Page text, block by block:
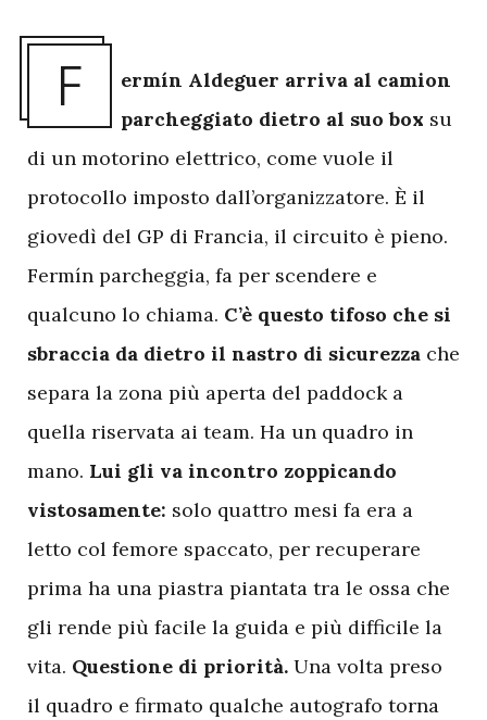
F
ermín Aldeguer arriva al camion
parcheggiato dietro al suo box su
di un motorino elettrico, come vuole il
protocollo imposto dall’organizzatore. È il
giovedì del GP di Francia, il circuito è pieno.
Fermín parcheggia, fa per scendere e
qualcuno lo chiama. C’è questo tifoso che si
sbraccia da dietro il nastro di sicurezza che
separa la zona più aperta del paddock a
quella riservata ai team. Ha un quadro in
mano. Lui gli va incontro zoppicando
vistosamente: solo quattro mesi fa era a
letto col femore spaccato, per recuperare
prima ha una piastra piantata tra le ossa che
gli rende più facile la guida e più difficile la
vita. Questione di priorità. Una volta preso
il quadro e firmato qualche autografo torna